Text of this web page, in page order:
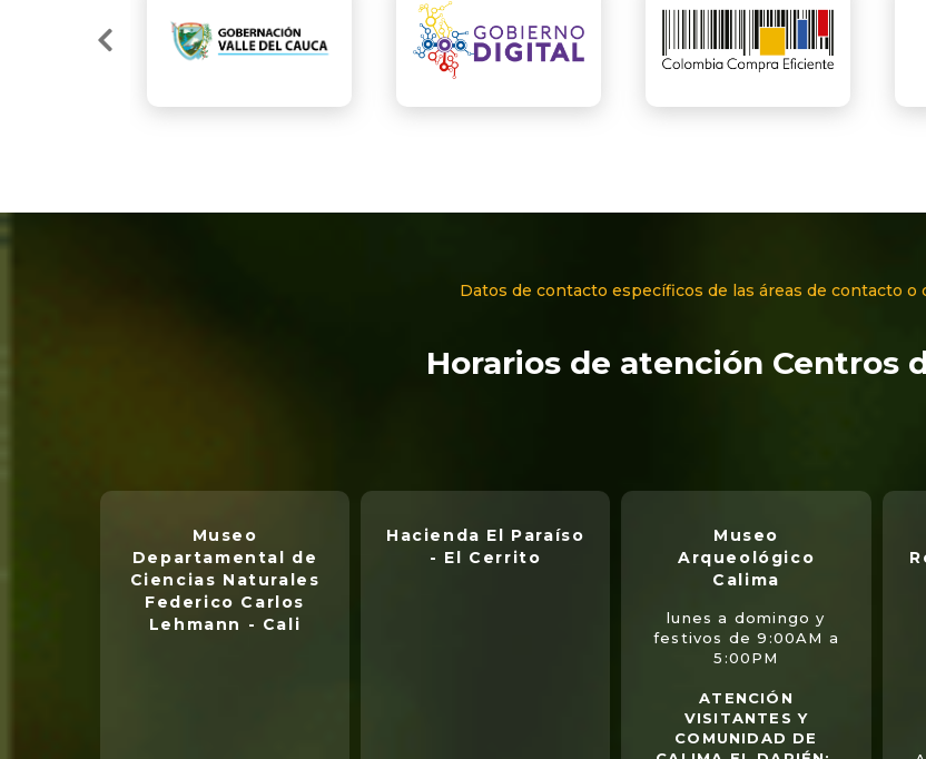
Datos de contacto específicos de las áreas de contacto o
Horarios de atención Centros
Museo
Departamental de
Ciencias Naturales
Federico Carlos
Lehmann - Cali
Hacienda El Paraíso
- El Cerrito
Museo
Arqueológico
Calima
lunes a domingo y
festivos de 9:00AM a
5:00PM
ATENCIÓN
VISITANTES Y
COMUNIDAD DE